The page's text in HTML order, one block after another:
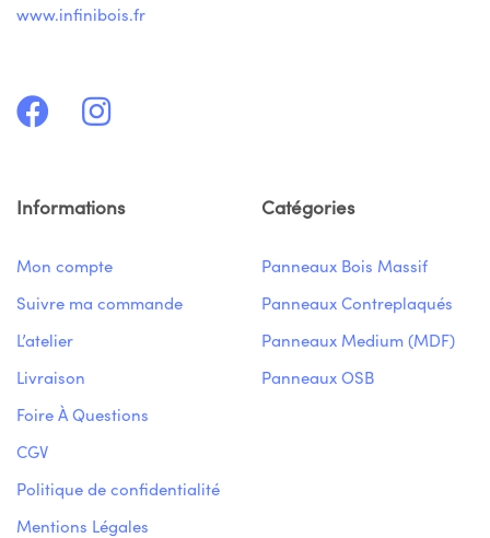
www.infinibois.fr
Informations
Mon compte
Suivre ma commande
L’atelier
Livraison
Foire À Questions
CGV
Politique de confidentialité
Mentions Légales
Catégories
Panneaux Bois Massif
Panneaux Contreplaqués
Panneaux Medium (MDF)
Panneaux OSB